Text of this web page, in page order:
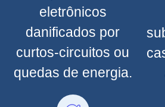
eletrônicos
danificados por
curtos-circuitos ou
quedas de energia.